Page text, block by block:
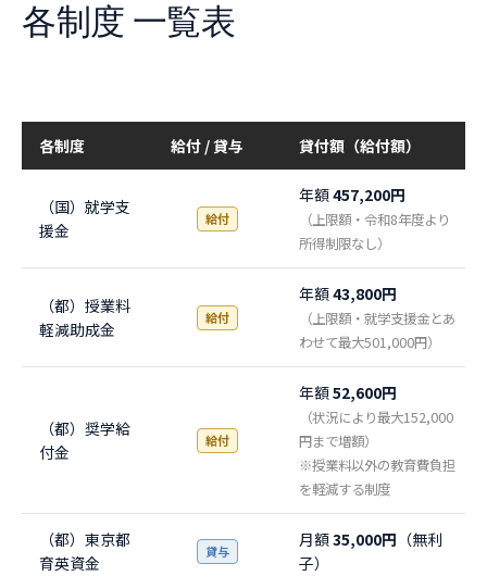
各制度 一覧表
各制度 給付 / 貸与 貸付額（給付額）
（国）就学支
援金
給付
年額457,200円
（上限額・令和8年度より
所得制限なし）
（都）授業料
軽減助成金
給付
年額43,800円
（上限額・就学支援金とあ
わせて最大501,000円）
（都）奨学給
付金
給付
年額52,600円
（状況により最大152,000
円まで増額）
※授業料以外の教育費負担
を軽減する制度
（都）東京都
育英資金
貸与
月額35,000円 （無利
子）